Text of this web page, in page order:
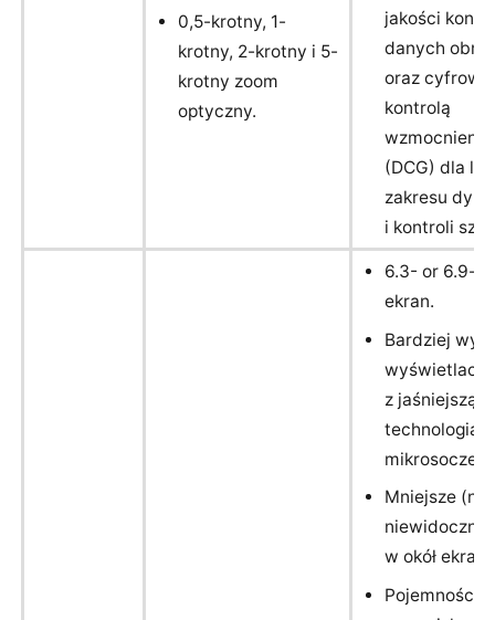
0,5-krotny, 1-
krotny, 2-krotny i 5-
krotny zoom
optyczny.
jakości
danych
oraz cyfrową
kontrolą
wzmocnienia
(DCG) dla
zakresu
i kontroli
6.3- or 6.9-
ekran.
Bardziej
wyświetlacz
z jaśniejszą
technologią
Mniejsze
w okół